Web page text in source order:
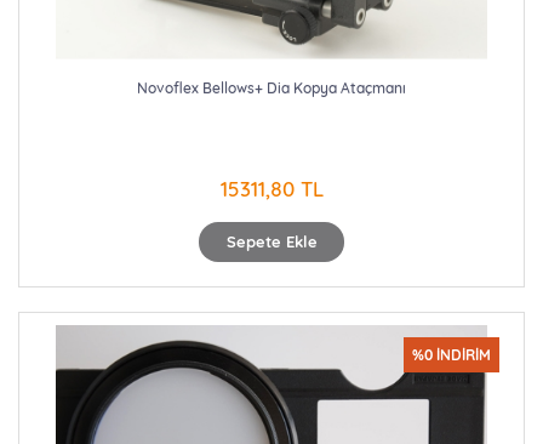
Sepete Ekle
Novoflex Bellows+ Dia Kopya Ataçmanı
15311,80 TL
%0 İNDİRİM